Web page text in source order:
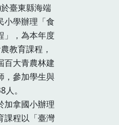
臺東縣海端
小學辦理「食
」，為本年度
教育課程，
百大青農林建
，參加學生與
。
拿國小辦理
課程以「臺灣